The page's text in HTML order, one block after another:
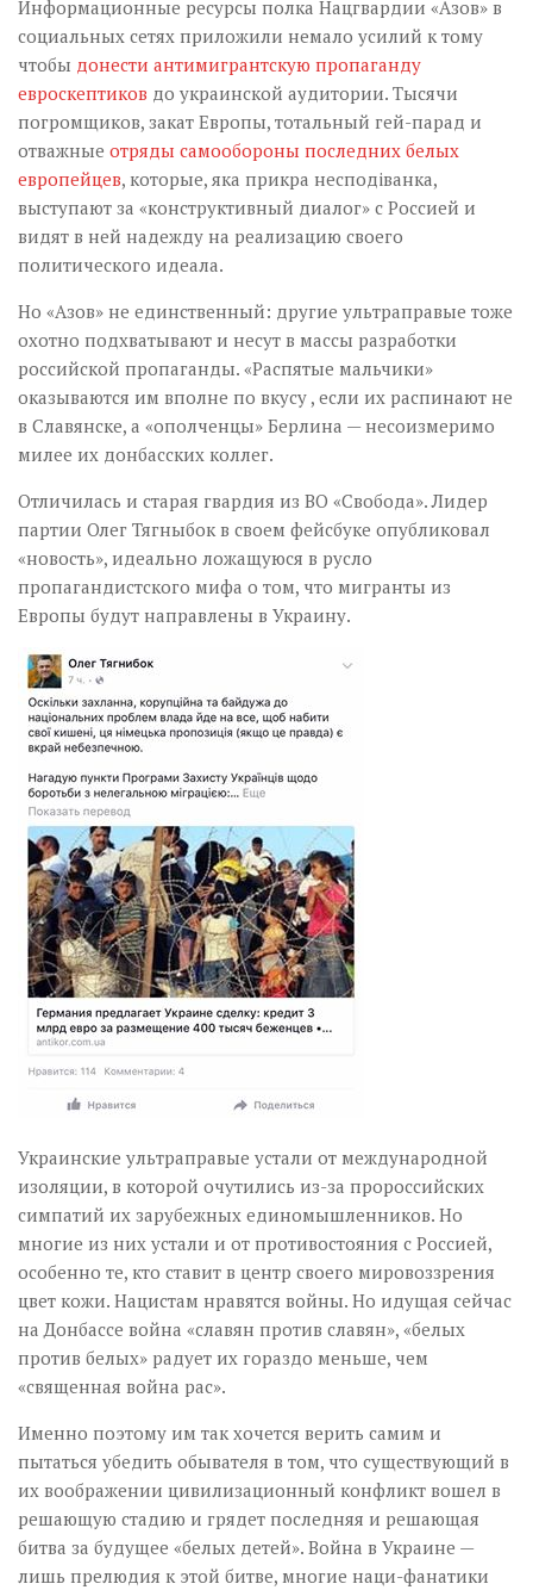
Информационные ресурсы полка Нацгвардии «Азов» в
социальных сетях приложили немало усилий к тому
чтобы донести антимигрантскую пропаганду
евроскептиков до украинской аудитории. Тысячи
погромщиков, закат Европы, тотальный гей-парад и
отважные отряды самообороны последних белых
европейцев, которые, яка прикра несподіванка,
выступают за «конструктивный диалог» с Россией и
видят в ней надежду на реализацию своего
политического идеала.
Но «Азов» не единственный: другие ультраправые тоже
охотно подхватывают и несут в массы разработки
российской пропаганды. «Распятые мальчики»
оказываются им вполне по вкусу , если их распинают не
в Славянске, а «ополченцы» Берлина — несоизмеримо
милее их донбасских коллег.
Отличилась и старая гвардия из ВО «Свобода». Лидер
партии Олег Тягныбок в своем фейсбуке опубликовал
«новость», идеально ложащуюся в русло
пропагандистского мифа о том, что мигранты из
Европы будут направлены в Украину.
Украинские ультраправые устали от международной
изоляции, в которой очутились из-за пророссийских
симпатий их зарубежных единомышленников. Но
многие из них устали и от противостояния с Россией,
особенно те, кто ставит в центр своего мировоззрения
цвет кожи. Нацистам нравятся войны. Но идущая сейчас
на Донбассе война «славян против славян», «белых
против белых» радует их гораздо меньше, чем
«священная война рас».
Именно поэтому им так хочется верить самим и
пытаться убедить обывателя в том, что существующий в
их воображении цивилизационный конфликт вошел в
решающую стадию и грядет последняя и решающая
битва за будущее «белых детей». Война в Украине —
лишь прелюдия к этой битве, многие наци-фанатики